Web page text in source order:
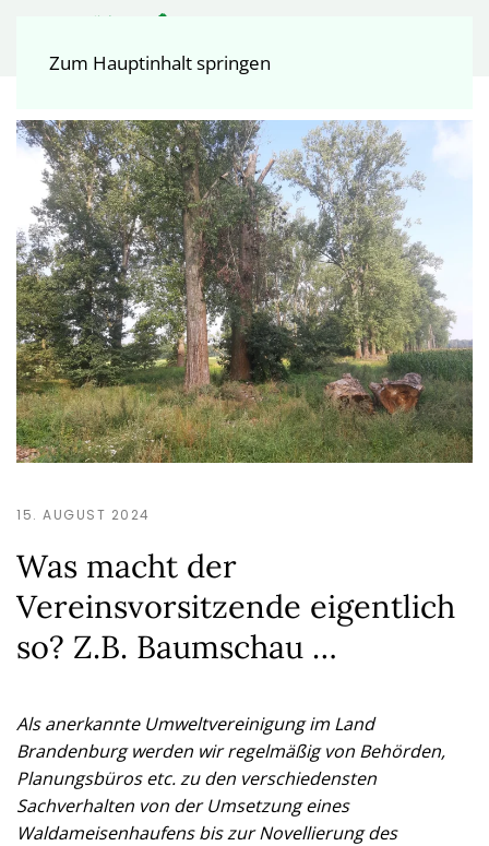
Zum Hauptinhalt springen
15. AUGUST 2024
Was macht der
Vereinsvorsitzende eigentlich
so? Z.B. Baumschau …
Als anerkannte Umweltvereinigung im Land
Brandenburg werden wir regelmäßig von Behörden,
Planungsbüros etc. zu den verschiedensten
Sachverhalten von der Umsetzung eines
Waldameisenhaufens bis zur Novellierung des